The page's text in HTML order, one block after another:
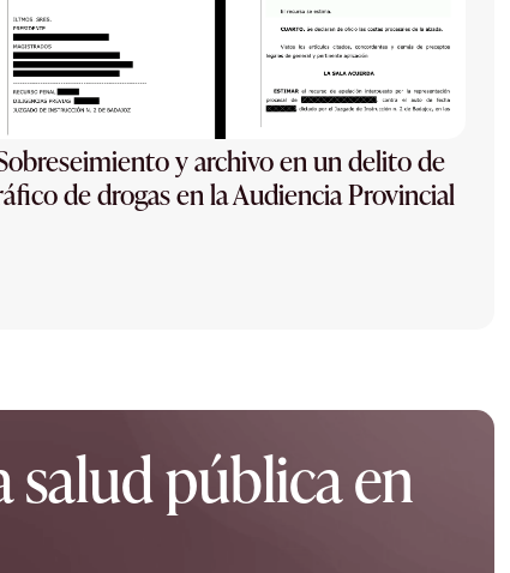
y archivo en un delito de
de drogas en la Audiencia Provincial
salud pública en